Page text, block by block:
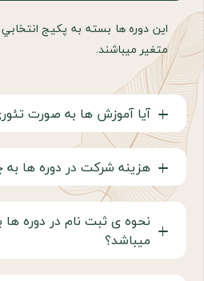
اين دوره ها بسته به پكيج
متغير ميباشند.
آیا آموزش ها به صورت
هزینه شرکت در دوره ها
نحوه ی ثبت نام در دوره
میباشد؟